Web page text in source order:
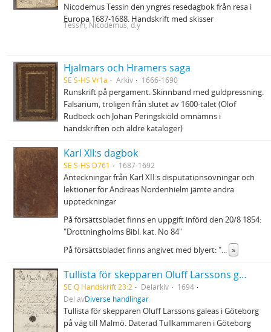
Nicodemus Tessin den yngres resedagbok från resa i
Europa 1687-1688. Handskrift med skisser
Tessin, Nicodemus, d.y
Hjalmars och Hramers saga
SE S-HS Vr1a Arkiv 1666-1690
Runskrift på pergament. Skinnband med guldpressning.
Falsarium, troligen från slutet av 1600-talet (Olof
Rudbeck och Johan Peringskiöld omnämns i
handskriften och äldre kataloger)
Karl XII:s dagbok
SE S-HS D761 1687-1692
Anteckningar från Karl XII:s disputationsövningar och
lektioner för Andreas Nordenhielm jämte andra
uppteckningar
På försättsbladet finns en uppgift införd den 20/8 1854:
"Drottningholms Bibl. kat. No 84"
På försättsbladet finns angivet med blyert: "... »
Tullista för skepparen Oluff Larssons galeas
SE Q Handskrift 23:2 Delarkiv
1694
Del avDiverse handlingar
Tullista för skepparen Oluff Larssons galeas i Göteborg
på väg till Malmö. Daterad Tullkammaren i Göteborg